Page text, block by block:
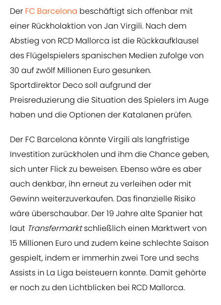
Der FC Barcelona beschäftigt sich offenbar mit
einer Rückholaktion von Jan Virgili. Nach dem
Abstieg von RCD Mallorca ist die Rückkaufklausel
des Flügelspielers spanischen Medien zufolge von
30 auf zwölf Millionen Euro gesunken.
Sportdirektor Deco soll aufgrund der
Preisreduzierung die Situation des Spielers im Auge
haben und die Optionen der Katalanen prüfen.
Der FC Barcelona könnte Virgili als langfristige
Investition zurückholen und ihm die Chance geben,
sich unter Flick zu beweisen. Ebenso wäre es aber
auch denkbar, ihn erneut zu verleihen oder mit
Gewinn weiterzuverkaufen. Das finanzielle Risiko
wäre überschaubar. Der 19 Jahre alte Spanier hat
laut Transfermarktschließlich einen Marktwert von
15 Millionen Euro und zudem keine schlechte Saison
gespielt, indem er immerhin zwei Tore und sechs
Assists in La Liga beisteuern konnte. Damit gehörte
er noch zu den Lichtblicken bei RCD Mallorca.